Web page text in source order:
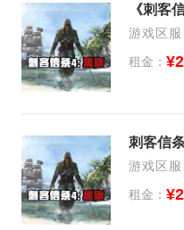
《刺客
游戏区
租金：
游戏区
租金：